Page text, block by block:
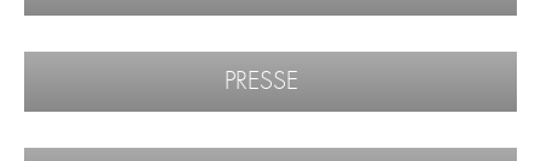
PRESSE